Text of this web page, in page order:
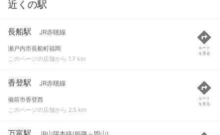
近くの駅
長船駅 JR赤穂線
瀬戸内市長船町福岡
このページの店舗から 1.7 km
ルート
を見る
香登駅 JR赤穂線
備前市香登西
このページの店舗から 2.5 km
ルート
を見る
万富駅